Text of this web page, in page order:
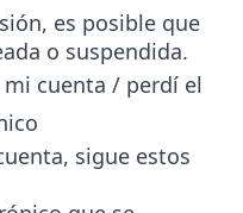
es posible que
o suspendida.
cuenta / perdí el
sigue estos